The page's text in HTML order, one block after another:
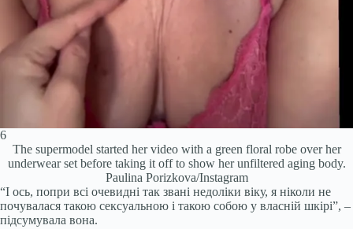
6
The supermodel started her video with a green floral robe over her
underwear set before taking it off to show her unfiltered aging body.
Paulina Porizkova/Instagram
“І ось, попри всі очевидні так звані недоліки віку, я ніколи не
почувалася такою сексуальною і такою собою у власній шкірі”, –
підсумувала вона.